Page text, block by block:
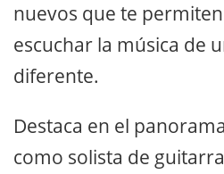
nuevos que te
escuchar la música de
diferente.
Destaca en el
como solista de